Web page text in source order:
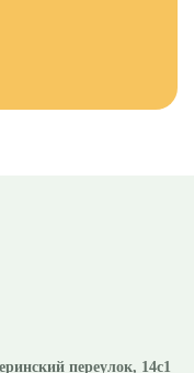
переулок, 14с1